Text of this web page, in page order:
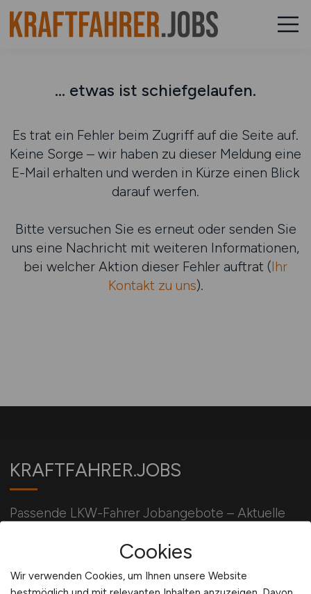
... etwas ist schiefgelaufen.
Es trat ein Fehler beim Zugriff auf die Seite auf.
Keine Sorge – wir haben zu dieser Meldung eine
E-Mail erhalten und werden in Kürze einen Blick
darauf werfen.
Bitte versuchen Sie es erneut oder senden Sie
uns eine Nachricht mit weiteren Informationen,
bei welcher Aktion dieser Fehler auftrat (Ihr
Kontakt zu uns).
KRAFTFAHRER.JOBS
Passende LKW-Fahrer Jobangebote – Aktuelle
im Nah- und Fernverkehr.
Cookies
Wir verwenden Cookies, um Ihnen unsere Website